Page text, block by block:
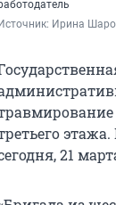
Источник: Ирина
21